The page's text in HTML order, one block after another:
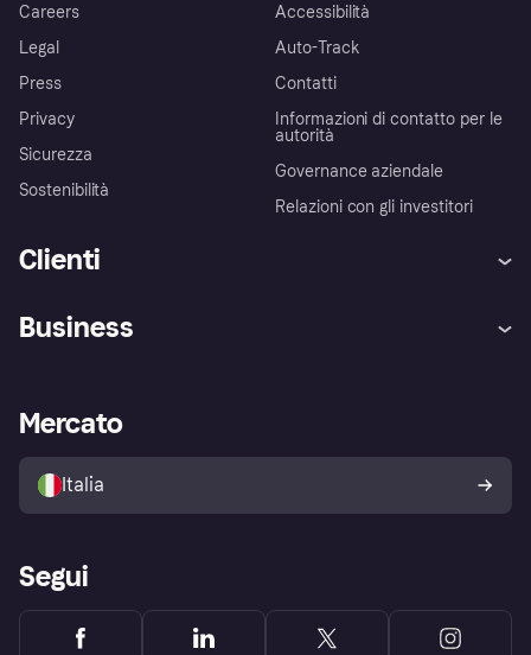
Careers
Legal
Press
Privacy
Sicurezza
Sostenibilità
Accessibilità
Auto-Track
Contatti
Informazioni di contatto per le
autorità
Governance aziendale
Relazioni con gli investitori
Clienti
Esplora i negozi
Politica di protezione
dell'acquirente Klarna
Business
Accesso aziende
Mercato
Italia
Segui